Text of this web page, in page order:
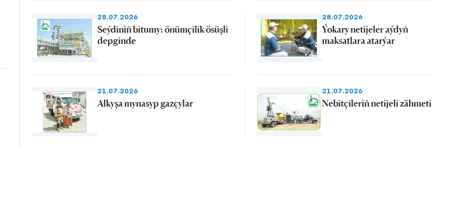
28.07.2026
Seýdiniň bitumy: önümçilik ösüşli
depginde
28.07.2026
Ýokary netijeler aýdyň
maksatlara atarýar
21.07.2026
Alkyşa mynasyp gazçylar
21.07.2026
Nebitçileriň netijeli zähmeti